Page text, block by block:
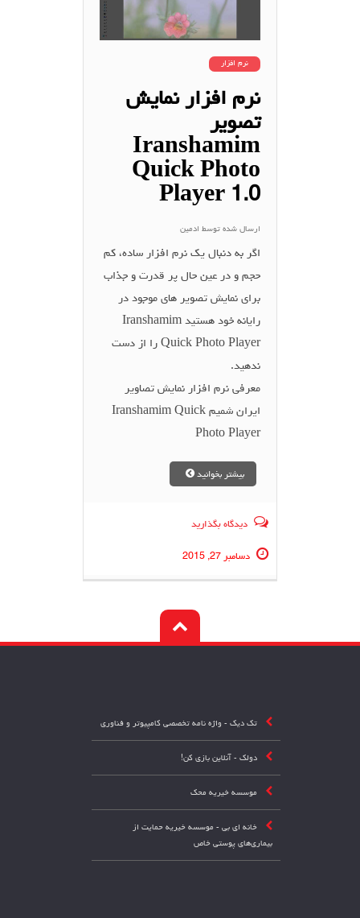
نرم افزار
نرم افزار نمایش
تصویر
Iranshamim
Quick Photo
Player 1.0
ارسال شده توسط ادمین
اگر به دنبال یک نرم افزار ساده، کم
حجم و در عین حال پر قدرت و جذاب
برای نمایش تصویر های موجود در
رایانه خود هستید Iranshamim
Quick Photo Player را از دست
ندهید.
معرفی نرم افزار نمایش تصاویر
ایران شمیم Iranshamim Quick
Photo Player
بیشتر بخوانید
دیدگاه بگذارید
دسامبر 27, 2015
تک دیک - واژه نامه تخصصی کامپیوتر و فناوری
دولک - آنلاین بازی کن!
موسسه خیریه محک
خانه ای بی - موسسه خیریه حمایت از
بیماری‌های پوستی خاص